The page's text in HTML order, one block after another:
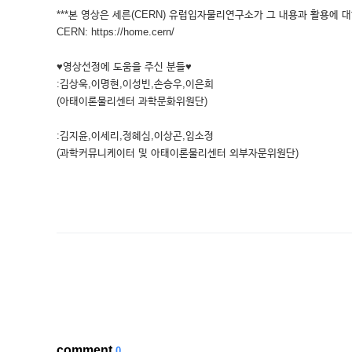
***본 영상은 세른(CERN) 유럽입자물리연구소가 그 내용과 활용에
CERN: https://home.cern/
♥영상선정에 도움을 주신 분들♥
:김상욱,이명현,이성빈,손승우,이은희
(아태이론물리센터 과학문화위원단)
:김지윤,이세리,정혜심,이상곤,임소정
(과학커뮤니케이터 및 아태이론물리센터 외부자문위원단)